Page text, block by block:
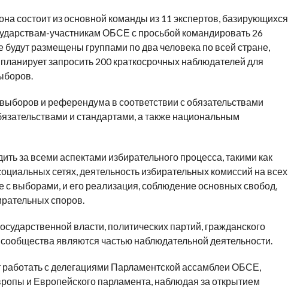
состоит из основной команды из 11 экспертов, базирующихся
участникам ОБСЕ с просьбой командировать 26
размещены группами по два человека по всей стране,
запросить 200 краткосрочных наблюдателей для
и референдума в соответствии с обязательствами
и стандартами, а также национальным
за всеми аспектами избирательного процесса, такими как
сетях, деятельность избирательных комиссий на всех
с выборами, и его реализация, соблюдение основных свобод,
споров.
власти, политических партий, гражданского
являются частью наблюдательной деятельности.
с делегациями Парламентской ассамблеи ОБСЕ,
и Европейского парламента, наблюдая за открытием